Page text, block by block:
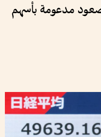
مدعومة بأسهم